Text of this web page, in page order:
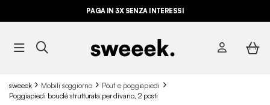
PAGA IN 3X SENZA INTERESSI
sweeek Mobili soggiorno
Pouf e poggiapiedi
Poggiapiedi bouclé strutturata per divano, 2 posti